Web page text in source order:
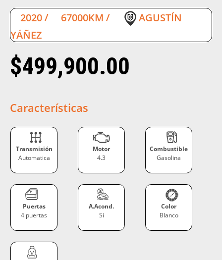
2020/ 67000KM /
AGUSTÍN
YÁÑEZ
$499,900.00
Características
Transmisión
Automatica
Motor
4.3
Combustible
Gasolina
Puertas
4 puertas
A.Acond.
Si
Color
Blanco